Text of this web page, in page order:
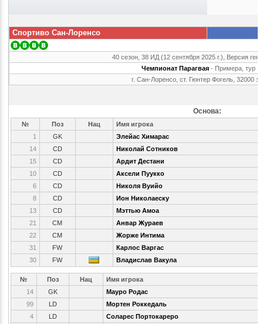
Спортиво Сан-Лоренсо
40 сезон, 38 ИД (12 сентября 2025 г.), Версия
Чемпионат Парагвая - Примера, тур
г. Сан-Лоренсо, ст. Гюнтер Фогель, 32000
Основа:
№ Поз Нац
Имя игрока
1
GK
Элейас Химарас
14
CD
Николай Сотников
15
CD
Ардит Дестани
10
CD
Аксели Пуукко
6
CD
Николя Вуийо
8
CD
Ион Николaеску
13
CD
Мэттью Амоа
21
CM
Анвар Жураев
22
CM
Жорже Интима
31
FW
Карлос Варгас
30
FW Владислав Вакула
№ Поз Нац
Имя игрока
14
GK
Мауро Родас
99
LD
Мортен Роккедаль
4
LD
Соларес Портокареро